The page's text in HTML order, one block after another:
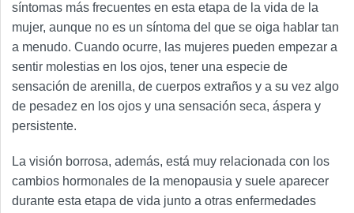
síntomas más frecuentes en esta etapa de la vida de la
mujer, aunque no es un síntoma del que se oiga hablar tan
a menudo. Cuando ocurre, las mujeres pueden empezar a
sentir molestias en los ojos, tener una especie de
sensación de arenilla, de cuerpos extraños y a su vez algo
de pesadez en los ojos y una sensación seca, áspera y
persistente.
La visión borrosa, además, está muy relacionada con los
cambios hormonales de la menopausia y suele aparecer
durante esta etapa de vida junto a otras enfermedades